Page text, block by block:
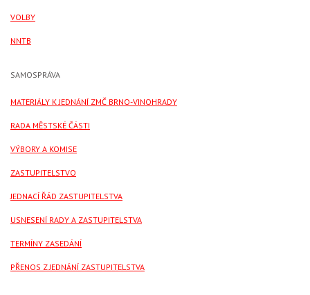
VOLBY
NNTB
SAMOSPRÁVA
MATERIÁLY K JEDNÁNÍ ZMČ BRNO-VINOHRADY
RADA MĚSTSKÉ ČÁSTI
VÝBORY A KOMISE
ZASTUPITELSTVO
JEDNACÍ ŘÁD ZASTUPITELSTVA
USNESENÍ RADY A ZASTUPITELSTVA
TERMÍNY ZASEDÁNÍ
PŘENOS Z JEDNÁNÍ ZASTUPITELSTVA